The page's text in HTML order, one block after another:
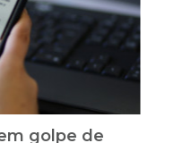
golpe de